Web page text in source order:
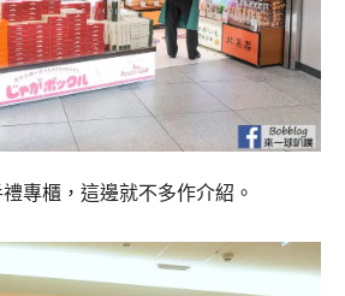
專櫃，這邊就不多作介紹。